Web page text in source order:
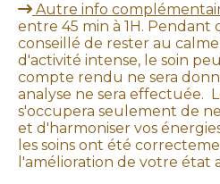
 Autre info
entre 45 min à 1H. Pendant
conseillé de rester au
d'activité intense, le soin
compte rendu ne sera
analyse ne sera effectuée.
s'occupera seulement de
et d'harmoniser vos
les soins ont été
l'amélioration de votre état